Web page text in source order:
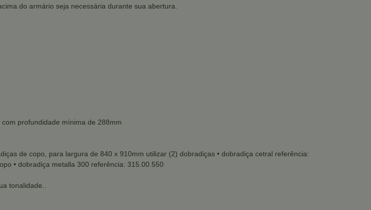
do armário seja necessária durante sua abertura.
profundidade mínima de 288mm
de copo, para largura de 840 x 910mm utilizar (2) dobradiças • dobradiça cetral referência:
• dobradiça metalla 300 referência: 315.00.550
tonalidade..